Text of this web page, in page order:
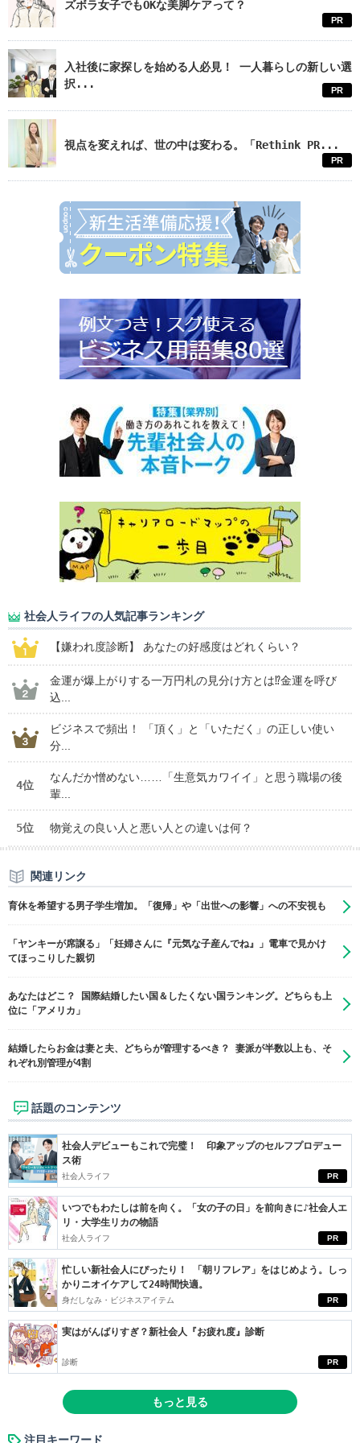
ズボラ女子でもOKな美脚ケアって？
PR
入社後に家探しを始める人必見！ 一人暮らしの新しい選
択...
PR
視点を変えれば、世の中は変わる。「Rethink PR...
PR
社会人ライフの人気記事ランキング
【嫌われ度診断】 あなたの好感度はどれくらい？
金運が爆上がりする一万円札の見分け方とは⁉金運を呼び
込...
ビジネスで頻出！ 「頂く」と「いただく」の正しい使い
分...
4位
なんだか憎めない……「生意気カワイイ」と思う職場の後
輩...
5位 物覚えの良い人と悪い人との違いは何？
関連リンク
育休を希望する男子学生増加。「復帰」や「出世への影響」への不安視も
「ヤンキーが席譲る」「妊婦さんに『元気な子産んでね』」電車で見かけ
てほっこりした親切
あなたはどこ？ 国際結婚したい国＆したくない国ランキング。どちらも上
位に「アメリカ」
結婚したらお金は妻と夫、どちらが管理するべき？ 妻派が半数以上も、そ
れぞれ別管理が4割
話題のコンテンツ
PR
社会人デビューもこれで完璧！ 印象アップのセルフプロデュー
ス術
社会人ライフ
PR
いつでもわたしは前を向く。「女の子の日」を前向きに♪社会人エ
リ・大学生リカの物語
社会人ライフ
PR
忙しい新社会人にぴったり！ 「朝リフレア」をはじめよう。しっ
かりニオイケアして24時間快適。
身だしなみ・ビジネスアイテム
PR
実はがんばりすぎ？新社会人『お疲れ度』診断
診断
もっと見る
注目キーワード